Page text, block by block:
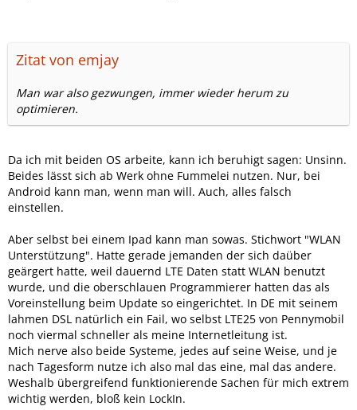
Zitat von emjay
Man war also gezwungen, immer wieder herum zu
optimieren.
Da ich mit beiden OS arbeite, kann ich beruhigt sagen: Unsinn.
Beides lässt sich ab Werk ohne Fummelei nutzen. Nur, bei
Android kann man, wenn man will. Auch, alles falsch
einstellen.
Aber selbst bei einem Ipad kann man sowas. Stichwort "WLAN
Unterstützung". Hatte gerade jemanden der sich daüber
geärgert hatte, weil dauernd LTE Daten statt WLAN benutzt
wurde, und die oberschlauen Programmierer hatten das als
Voreinstellung beim Update so eingerichtet. In DE mit seinem
lahmen DSL natürlich ein Fail, wo selbst LTE25 von Pennymobil
noch viermal schneller als meine Internetleitung ist.
Mich nerve also beide Systeme, jedes auf seine Weise, und je
nach Tagesform nutze ich also mal das eine, mal das andere.
Weshalb übergreifend funktionierende Sachen für mich extrem
wichtig werden, bloß kein LockIn.